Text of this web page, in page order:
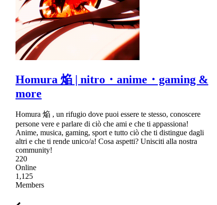
Homura 焔 | nitro・anime・gaming &
more
Homura 焔 , un rifugio dove puoi essere te stesso, conoscere
persone vere e parlare di ciò che ami e che ti appassiona!
Anime, musica, gaming, sport e tutto ciò che ti distingue dagli
altri e che ti rende unico/a! Cosa aspetti? Unisciti alla nostra
community!
220
Online
1,125
Members